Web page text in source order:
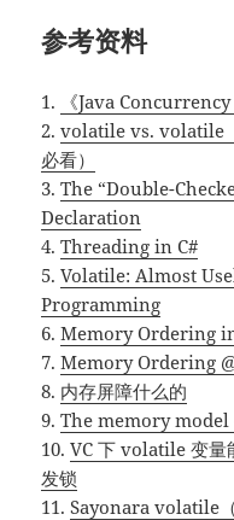
参考资料
1. 《Java
2.volatile vs. volatile
必看）
3.The “Double-
Declaration
4.Threading in C#
5.Volatile: Almost
Programming
6.Memory Ordering
7.Memory Ordering
8. 内存屏障什么的
9.The memory model
10.VC 下 volatile 变
发锁
11.Sayonara volatile